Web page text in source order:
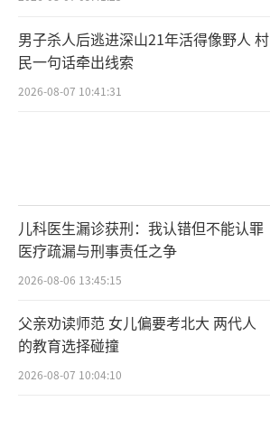
男子杀人后逃进深山21年活得像野人 村
民一句话牵出线索
2026-08-07 10:41:31
儿科医生漏诊获刑：我认错但不能认罪
医疗疏漏与刑事责任之争
2026-08-06 13:45:15
父亲劝读师范 女儿偏要考北大 两代人
的教育选择碰撞
2026-08-07 10:04:10